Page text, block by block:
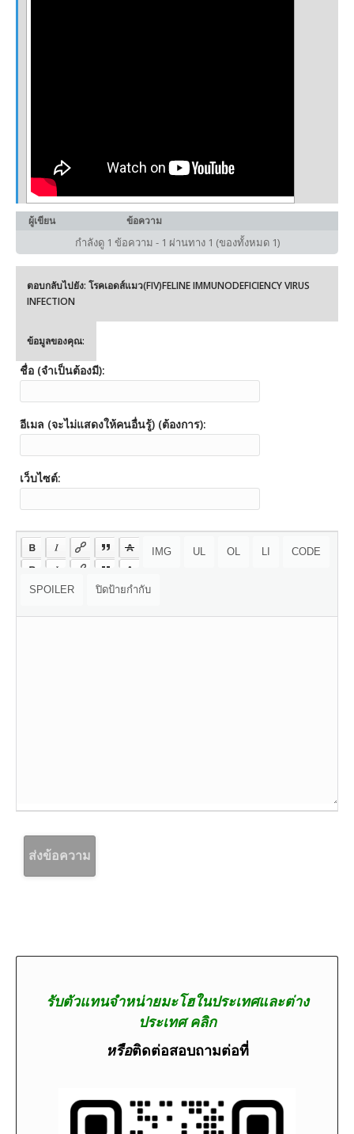
ผู้เขียน ข้อความ
กำลังดู 1 ข้อความ - 1 ผ่านทาง 1 (ของทั้งหมด 1)
ตอบกลับไปยัง: โรคเอดส์แมว(FIV)FELINE IMMUNODEFICIENCY VIRUS
INFECTION
ข้อมูลของคุณ:
ชื่อ (จำเป็นต้องมี):
อีเมล (จะไม่แสดงให้คนอื่นรู้) (ต้องการ):
เว็บไซต์:
ส่งข้อความ
รับตัวแทนจำหน่ายมะโฮในประเทศและต่าง
ประเทศ คลิก
หรือติดต่อสอบถามต่อที่